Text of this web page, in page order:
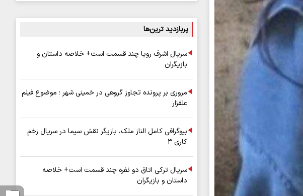
پربازدید ترین‌ها
سریال اشرف رویا چند قسمت است+ خلاصه داستان و
بازیگران
مروری بر پرونده تجاوز گروهی در خمینی شهر ؛ موضوع فیلم
علفزار
بیوگرافی کامل الناز ملک، بازیگر نقش سیما در سریال زخم
کاری ۳
سریال ترکی اتاق دو نفره چند قسمت است+ خلاصه
داستان و بازیگران